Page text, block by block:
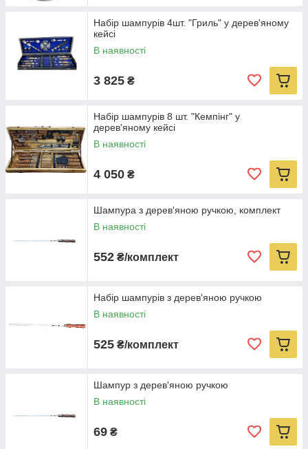
Набір шампурів 4шт. "Гриль" у дерев'яному
кейсі
В наявності
3 825 ₴
Набір шампурів 8 шт. "Кемпінг" у
дерев'яному кейсі
В наявності
4 050 ₴
Шампура з дерев'яною ручкою, комплект
В наявності
552 ₴/комплект
Набір шампурів з дерев'яною ручкою
В наявності
525 ₴/комплект
Шампур з дерев'яною ручкою
В наявності
69 ₴